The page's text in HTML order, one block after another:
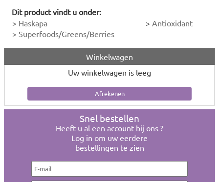
Dit product vindt u onder:
> Haskapa > Antioxidant
> Superfoods/Greens/Berries
Winkelwagen
Uw winkelwagen is leeg
Snel bestellen
Heeft u al een account bij ons ?
Log in om uw eerdere
bestellingen te zien